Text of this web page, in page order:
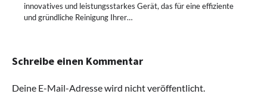
innovatives und leistungsstarkes Gerät, das für eine effiziente
und gründliche Reinigung Ihrer…
Schreibe einen Kommentar
Deine E-Mail-Adresse wird nicht veröffentlicht.